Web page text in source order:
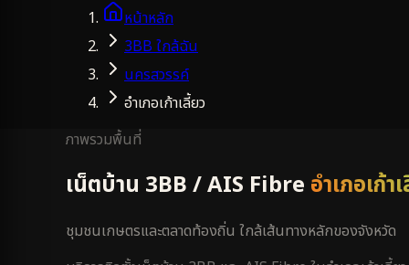
หน้าหลัก
3BB ใกล้ฉัน
นครสวรรค์
อำเภอเก้าเลี้ยว
ภาพรวมพื้นที่
เน็ตบ้าน 3BB / AIS Fibre อำเภอเก้า
ชุมชนเกษตรและตลาดท้องถิ่น ใกล้เส้นทางหลักของจังหวัด